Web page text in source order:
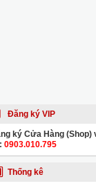
Đăng ký VIP
ký Cửa Hàng (Shop)
0903.010.795
Thống kê